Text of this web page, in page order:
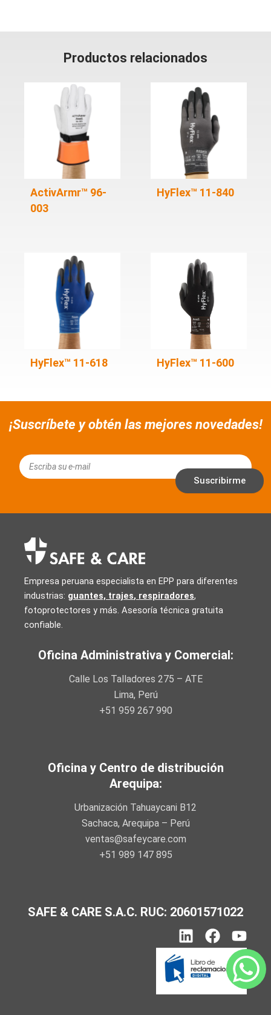
Productos relacionados
ActivArmr™ 96-
003
HyFlex™ 11-840
HyFlex™ 11-618 HyFlex™ 11-600
¡Suscríbete y obtén las mejores novedades!
Email
Suscribirme
Empresa peruana especialista en EPP para diferentes
industrias: guantes, trajes, respiradores,
fotoprotectores y más. Asesoría técnica gratuita
confiable.
Oficina Administrativa y Comercial:
Calle Los Talladores 275 – ATE
Lima, Perú
+51 959 267 990
Oficina y Centro de distribución
Arequipa:
Urbanización Tahuaycani B12
Sachaca, Arequipa – Perú
ventas@safeycare.com
+51 989 147 895
SAFE & CARE S.A.C. RUC: 20601571022
L
i
n
k
e
F
a
c
b
Y
o
u
t
u